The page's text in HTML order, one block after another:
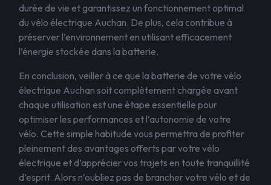
durée de vie et garantissez un fonctionnement optimal
du vélo électrique Auchan. De plus, cela contribue à
préserver l’environnement en utilisant efficacement
l’énergie stockée dans la batterie.
En conclusion, veiller à ce que la batterie de votre vélo
électrique Auchan soit complètement chargée avant
chaque utilisation est une étape essentielle pour
optimiser les performances et l’autonomie de votre
vélo. Cette simple habitude vous permettra de profiter
pleinement des avantages offerts par votre vélo
électrique et d’apprécier vos trajets en toute tranquillité
d’esprit. Alors n’oubliez pas de brancher votre vélo et de